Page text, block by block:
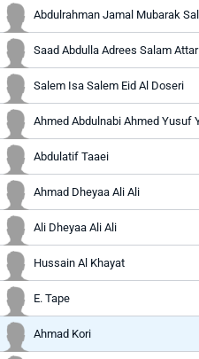
Saad Abdulla Adrees Salam Attar
Salem Isa Salem Eid Al Doseri
Abdulatif Taaei
Ahmad Dheyaa Ali Ali
Ali Dheyaa Ali Ali
Hussain Al Khayat
E. Tape
Ahmad Kori